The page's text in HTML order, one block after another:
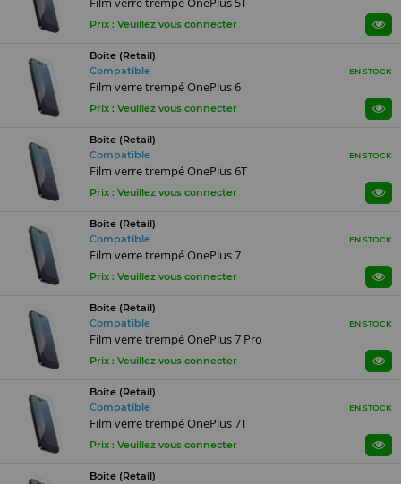
Prix : Veuillez vous connecter
Boite (Retail)
Compatible
EN STOCK
Film verre trempé OnePlus 6
Prix : Veuillez vous connecter
Boite (Retail)
Compatible
EN STOCK
Film verre trempé OnePlus 6T
Prix : Veuillez vous connecter
Boite (Retail)
Compatible
EN STOCK
Film verre trempé OnePlus 7
Prix : Veuillez vous connecter
Boite (Retail)
Compatible
EN STOCK
Film verre trempé OnePlus 7 Pro
Prix : Veuillez vous connecter
Boite (Retail)
Compatible
EN STOCK
Film verre trempé OnePlus 7T
Prix : Veuillez vous connecter
Boite (Retail)